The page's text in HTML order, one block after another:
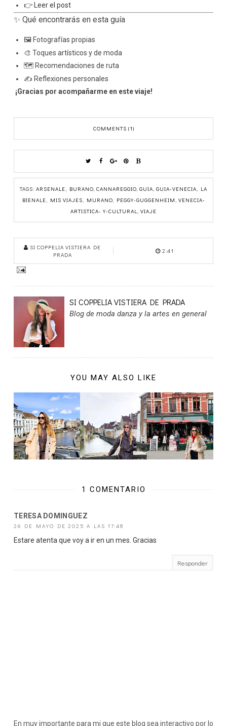
👉 Leer el post
✨ Qué encontrarás en esta guía
🖼 Fotografías propias
🎨 Toques artísticos y de moda
🗺 Recomendaciones de ruta
✍️ Reflexiones personales
¡Gracias por acompañarme en este viaje!
COMMENTS (1)
TAGS: ARSENALE, BURANO, CANNAREGGIO, GUIA, GUIA-VENECIA, LA
BIENALE, MIS VIAJES, MURANO, PEGGY-GUGGENHEIM , VENECIA-
ARTISTICA-Y-CULTURAL, VIAJE
SI COPPELIA VISTIERA DE
PRADA
2:41
SI COPPELIA VISTIERA DE PRADA
Blog de moda danza y la artes en general
YOU MAY ALSO LIKE
1 COMENTARIO
TERESA DOMINGUEZ
26 DE MAYO DE 2025 A LAS 17:48
Estare atenta que voy a ir en un mes. Gracias
Responder
En muy importante para mi que este blog sea interactivo por lo